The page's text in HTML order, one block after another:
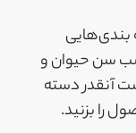
بندی‌هایی
سن حیوان و
آنقدر دسته
را بزنید.